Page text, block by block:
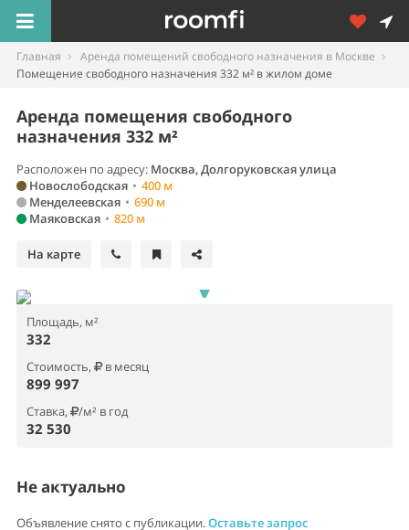
Главная
Аренда помещений свободного назначения в Москве
Помещение свободного назначения 332 м² в жилом доме
Аренда помещения свободного
назначения 332 м²
Расположен по адресу: Москва, Долгоруковская улица
Новослободская • 400 м
Менделеевская • 690 м
Маяковская • 820 м
На карте
Площадь, м²
332
Стоимость, в месяц
899 997
Ставка, /м² в год
32 530
Не актуально
Объявление снято с публикации.Оставьте запрос